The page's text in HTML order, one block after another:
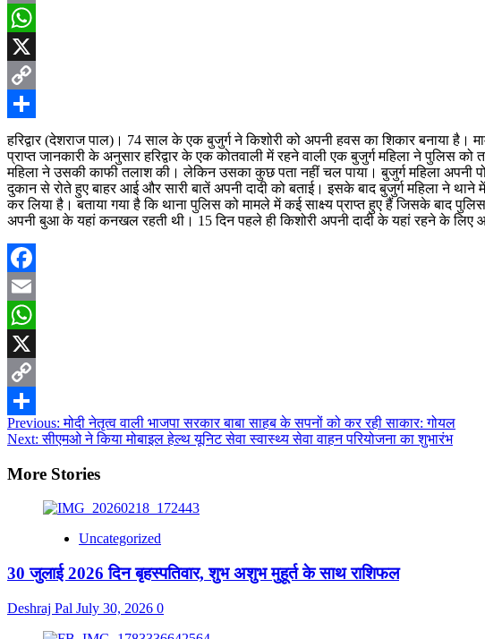
Email
WhatsApp
X
Copy
Link
Share
हरिद्वार (देशराज पाल)। 74 साल के एक बुजुर्ग ने किशोरी को अपनी हवस का शिकार बनाया है।
प्राप्त जानकारी के अनुसार हरिद्वार के एक कोतवाली में रहने वाली एक बुजुर्ग महिला ने पुलिस
महिला ने उसकी काफी तलाश की। लेकिन उसका कुछ पता नहीं चल पाया। बुजुर्ग महिला अपनी
दुकान से रोते हुए बाहर आई और सारी बातें अपनी दादी को बताई। इसके बाद बुजुर्ग महिला ने
कर लिया है। बताया गया है कि थाना पुलिस को मामले में कई साक्ष्य प्राप्त हुए हैं जिसके बाद
अपनी बुआ के यहां कनखल रहती थी। 15 दिन पहले ही किशोरी अपनी दादी के यहां रहने के लिए
Facebook
Email
WhatsApp
X
Copy
Link
Share
Post
navigation
Previous:मोदी नेतृत्व वाली भाजपा सरकार बाबा साहब के सपनों को कर रही साकार: गोयल
Next:सीएमओ ने किया मोबाइल हेल्थ यूनिट सेवा स्वास्थ्य सेवा वाहन परियोजना का शुभारंभ
More Stories
Uncategorized
30 जुलाई 2026 दिन बृहस्पतिवार, शुभ अशुभ मुहूर्त के साथ राशिफल
Deshraj Pal July 30, 2026 0